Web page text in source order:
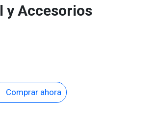
y Accesorios
Comprar ahora